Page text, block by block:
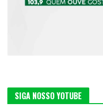
SIGA NOSSO YOTUBE